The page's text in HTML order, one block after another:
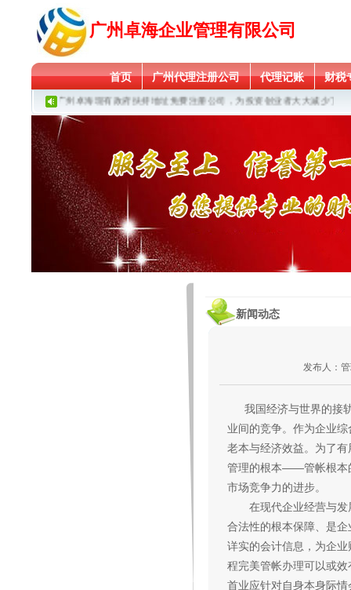
广州卓海企业管理有限公司
首页 广州代理注册公司 代理记账 财税
广州卓海现有政府扶持地址免费注册公司，为投资创业者大大减少了创
新闻动态
发布人：
我国经济与世界的接
业间的竞争。作为企业
老本与经济效益。为了
管理的根本——管帐根本
市场竞争力的进步。
在现代企业经营与发
合法性的根本保障、是
详实的会计信息，为企
程完美管帐办理可以或
首业应针对自身本身际情